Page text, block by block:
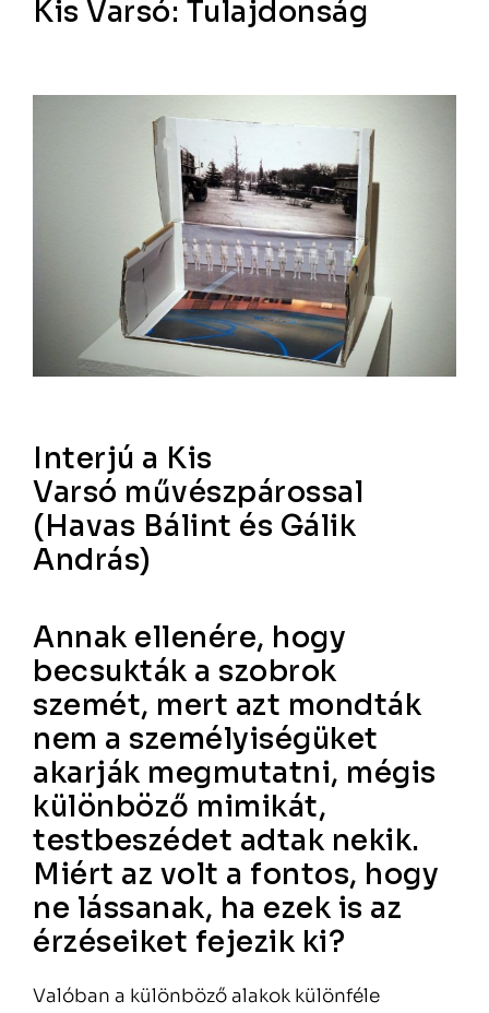
Kis Varsó: Tulajdonság
Interjú a Kis
Varsó művészpárossal
(Havas Bálint és Gálik
András)
Annak ellenére, hogy
becsukták a szobrok
szemét, mert azt mondták
nem a személyiségüket
akarják megmutatni, mégis
különböző mimikát,
testbeszédet adtak nekik.
Miért az volt a fontos, hogy
ne lássanak, ha ezek is az
érzéseiket fejezik ki?
Valóban a különböző alakok különféle